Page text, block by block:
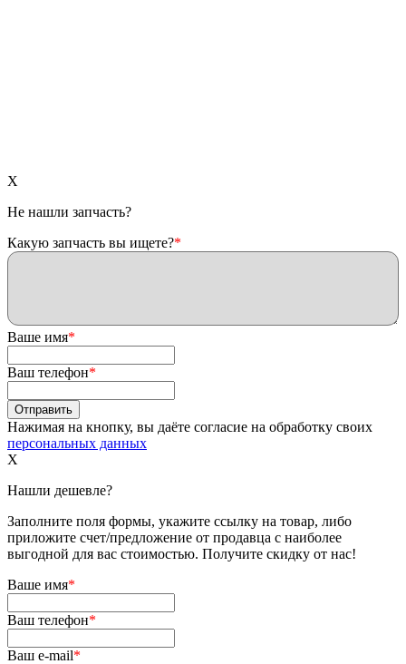
X
Не нашли запчасть?
Какую запчасть вы ищете?*
Ваше имя*
Ваш телефон*
Нажимая на кнопку, вы даёте согласие на обработку своих
персональных данных
X
Нашли дешевле?
Заполните поля формы, укажите ссылку на товар, либо
приложите счет/предложение от продавца с наиболее
выгодной для вас стоимостью. Получите скидку от нас!
Ваше имя*
Ваш телефон*
Ваш e-mail*